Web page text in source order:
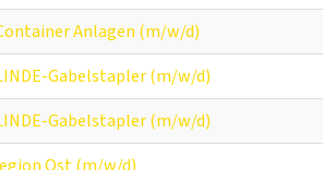
Anlagen (m/w/d)
Gabelstapler (m/w/d)
Gabelstapler (m/w/d)